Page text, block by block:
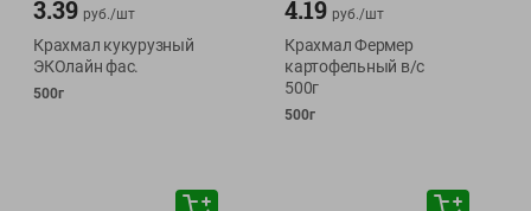
3.39 руб./шт
Крахмал кукурузный
ЭКОлайн фас.
500г
4.19 руб./шт
Крахмал Фермер
картофельный в/с
500г
500г